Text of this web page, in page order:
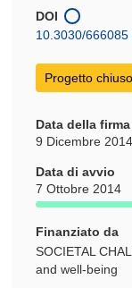
una
finestra)
DOI
10.3030/666085
Progetto chiuso
Data della firma
9 Dicembre 2014
Data di avvio
7 Ottobre 2014
Finanziato da
SOCIETAL
and well-being